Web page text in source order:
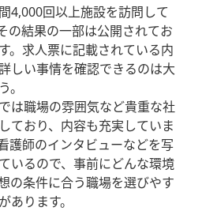
4,000回以上施設を訪問して
の結果の一部は公開されてお
。求人票に記載されている内
しい事情を確認できるのは大
。
は職場の雰囲気など貴重な社
ており、内容も充実していま
護師のインタビューなどを写
いるので、事前にどんな環境
の条件に合う職場を選びやす
あります。